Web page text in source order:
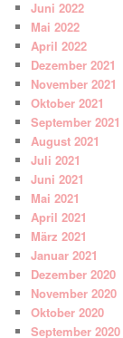
Juni 2022
Mai 2022
April 2022
Dezember 2021
November 2021
Oktober 2021
September 2021
August 2021
Juli 2021
Juni 2021
Mai 2021
April 2021
März 2021
Januar 2021
Dezember 2020
November 2020
Oktober 2020
September 2020